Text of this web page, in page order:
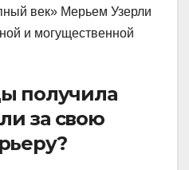
век» Мерьем Узерли
и могущественной
получила
за свою